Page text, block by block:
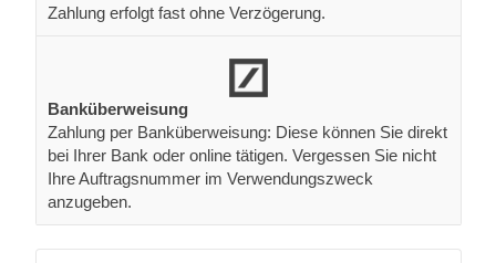
Zahlung erfolgt fast ohne Verzögerung.
Banküberweisung
Zahlung per Banküberweisung: Diese können Sie direkt
bei Ihrer Bank oder online tätigen. Vergessen Sie nicht
Ihre Auftragsnummer im Verwendungszweck
anzugeben.